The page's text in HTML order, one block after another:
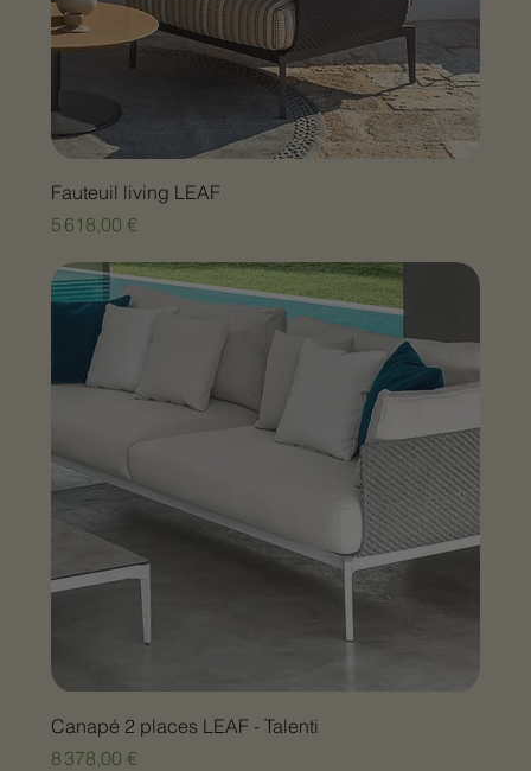
Fauteuil living LEAF
Prix
5 618,00 €
Canapé 2 places LEAF - Talenti
Prix
8 378,00 €